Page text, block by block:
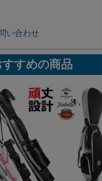
い合わせ
すめの商品